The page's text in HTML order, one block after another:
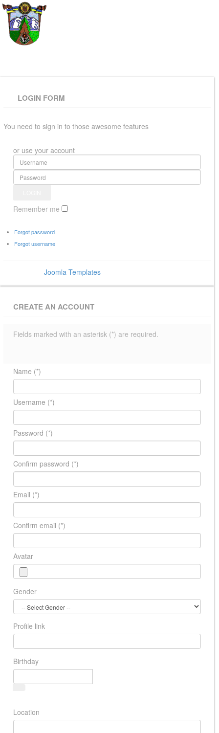
LOGIN FORM
You need to sign in to those awesome features
or use your account
Remember me
Forgot password
Forgot username
Joomla Templates
CREATE AN ACCOUNT
Fields marked with an asterisk (*) are required.
Name (*)
Username (*)
Password (*)
Confirm password (*)
Email (*)
Confirm email (*)
Avatar
Gender
Profile link
Birthday
Location